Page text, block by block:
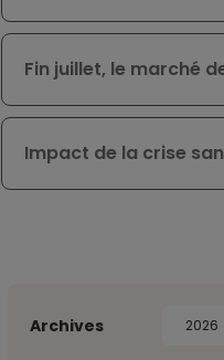
Fin juillet, le marché
Impact de la crise
Archives 2026